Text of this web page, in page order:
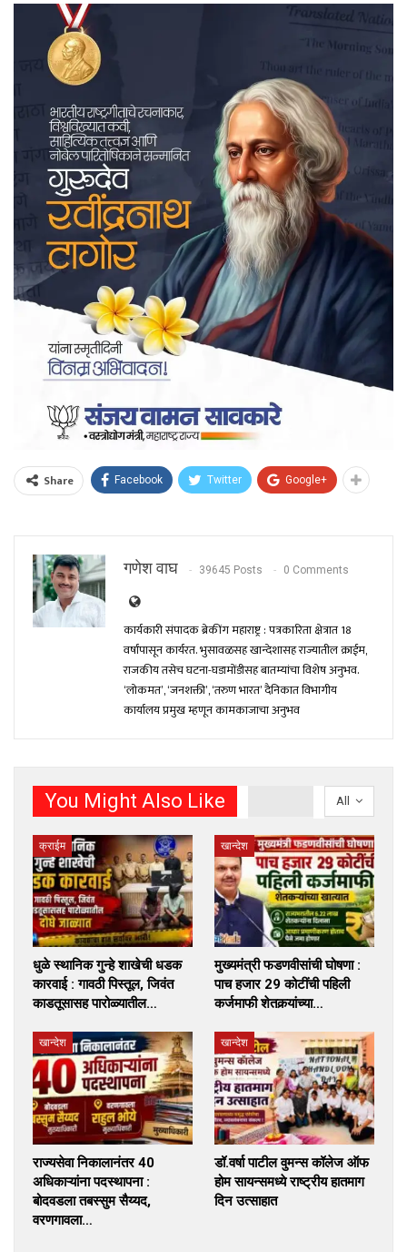
Share Facebook Twitter Google+
गणेश वाघ 39645 Posts 0 Comments
कार्यकारी संपादक ब्रेकींग महाराष्ट्र : पत्रकारिता क्षेत्रात 18
वर्षांपासून कार्यरत. भुसावळसह खान्देशासह राज्यातील क्राईम,
राजकीय तसेच घटना-घडामोंडीसह बातम्यांचा विशेष अनुभव.
‘लोकमत’, ‘जनशक्ती’, ‘तरुण भारत’ दैनिकात विभागीय
कार्यालय प्रमुख म्हणून कामकाजाचा अनुभव
All
You Might Also Like
क्राईम
धुळे स्थानिक गुन्हे शाखेची धडक
कारवाई : गावठी पिस्तूल, जिवंत
काडतूसासह पारोळ्यातील…
खान्देश
मुख्यमंत्री फडणवीसांची घोषणा :
पाच हजार 29 कोटींची पहिली
कर्जमाफी शेतकर्‍यांच्या…
खान्देश
राज्यसेवा निकालानंतर 40
अधिकाऱ्यांना पदस्थापना :
बोदवडला तबस्सुम सैय्यद,
वरणगावला…
खान्देश
डॉ.वर्षा पाटील वुमन्स कॉलेज ऑफ
होम सायन्समध्ये राष्ट्रीय हातमाग
दिन उत्साहात